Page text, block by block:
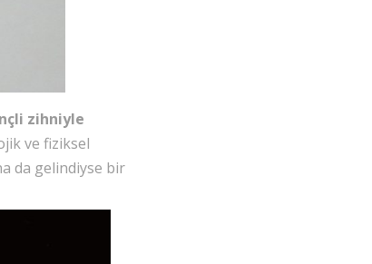
zihniyle
ve fiziksel
da gelindiyse bir